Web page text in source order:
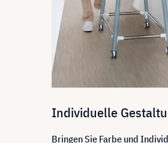
Individuelle
Bringen Sie Farbe und